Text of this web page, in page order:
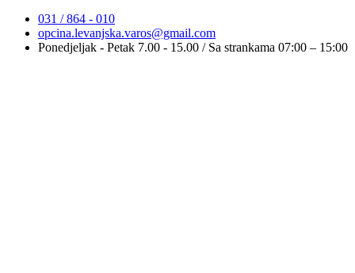
031 / 864 - 010
opcina.levanjska.varos@gmail.com
Ponedjeljak - Petak 7.00 - 15.00 / Sa strankama 07:00 – 15:00